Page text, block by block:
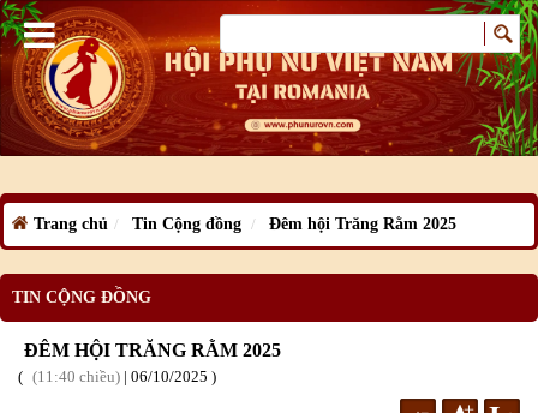
Trang chủ Tin Cộng đồng Đêm hội Trăng Rằm 2025
TIN CỘNG ĐỒNG
ĐÊM HỘI TRĂNG RẰM 2025
11:40 chiều | 06/10/2025